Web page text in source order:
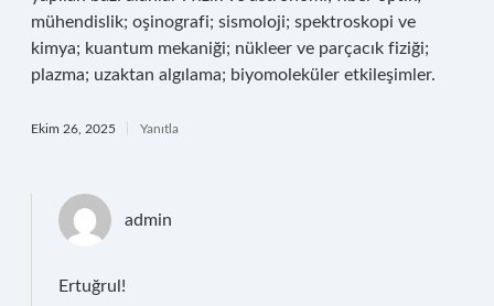
mühendislik; oşinografi; sismoloji; spektroskopi ve
kimya; kuantum mekaniği; nükleer ve parçacık fiziği;
plazma; uzaktan algılama; biyomoleküler etkileşimler.
Ekim 26, 2025 Yanıtla
admin
Ertuğrul!